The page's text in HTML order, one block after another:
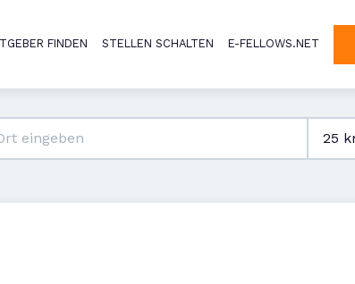
Haupt-Navigation
FINDEN STELLEN SCHALTEN E-FELLOWS.NET